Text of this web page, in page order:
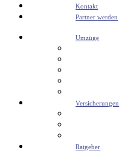
Kontakt
Partner werden
Umzüge
Versicherungen
Ratgeber